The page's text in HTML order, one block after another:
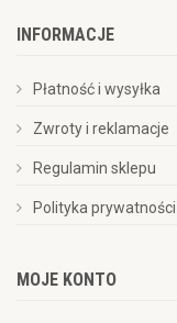
INFORMACJE
Płatność i wysyłka
Zwroty i reklamacje
Regulamin sklepu
Polityka
MOJE KONTO